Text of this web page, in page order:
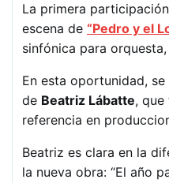
La primera
escena de “Pedro y el
sinfónica para
En esta oportunidad, se
de Beatriz Lábatte,
referencia en
Beatriz es clara en la
la nueva obra: “El año